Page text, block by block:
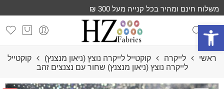
פתח סרגל נגישות
משלוח חינם ומהיר בכל קנייה מעל 300 ₪
ראשי לייקרה קוקטייל לייקרה נוצץ (ניאון מנצנץ)
קוקטייל
לייקרה נוצץ (ניאון מנצנץ) שחור עם נצנצים זהב